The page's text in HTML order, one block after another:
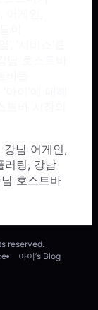
강남 어게인,
러팅, 강남
호스트바
reserved.
아이’s Blog